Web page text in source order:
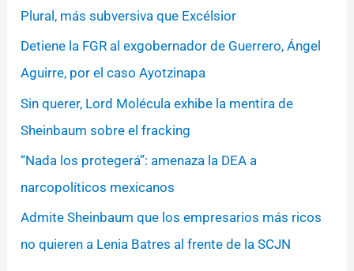
Plural, más subversiva que Excélsior
Detiene la FGR al exgobernador de Guerrero, Ángel
Aguirre, por el caso Ayotzinapa
Sin querer, Lord Molécula exhibe la mentira de
Sheinbaum sobre el fracking
“Nada los protegerá”: amenaza la DEA a
narcopolíticos mexicanos
Admite Sheinbaum que los empresarios más ricos
no quieren a Lenia Batres al frente de la SCJN